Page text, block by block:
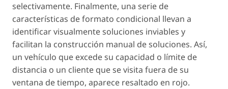
selectivamente. Finalmente, una serie de
características de formato condicional llevan a
identificar visualmente soluciones inviables y
facilitan la construcción manual de soluciones. Así,
un vehículo que excede su capacidad o límite de
distancia o un cliente que se visita fuera de su
ventana de tiempo, aparece resaltado en rojo.